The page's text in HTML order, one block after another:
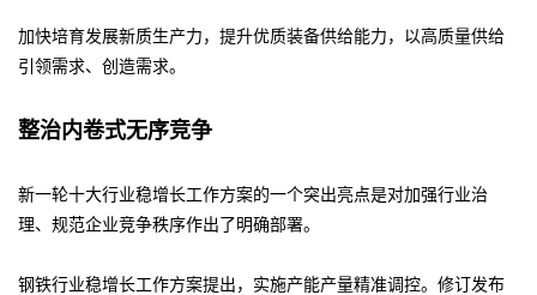
加快培育发展新质生产力，提升优质装备供给能力，以高质量供给
引领需求、创造需求。
整治内卷式无序竞争
新一轮十大行业稳增长工作方案的一个突出亮点是对加强行业治
理、规范企业竞争秩序作出了明确部署。
钢铁行业稳增长工作方案提出，实施产能产量精准调控。修订发布